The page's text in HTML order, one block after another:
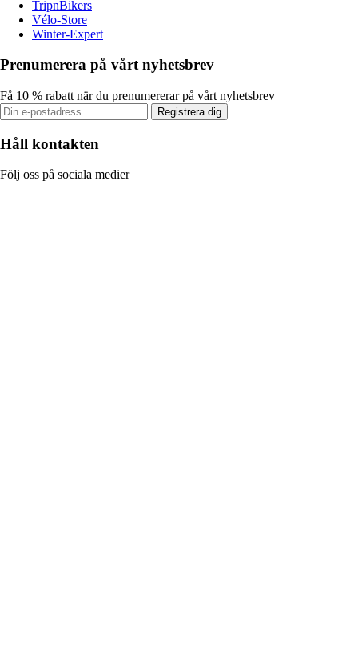
TripnBikers
Vélo-Store
Winter-Expert
Prenumerera på vårt nyhetsbrev
Få 10 % rabatt när du prenumererar på vårt nyhetsbrev
Registrera dig
Håll kontakten
Följ oss på sociala medier